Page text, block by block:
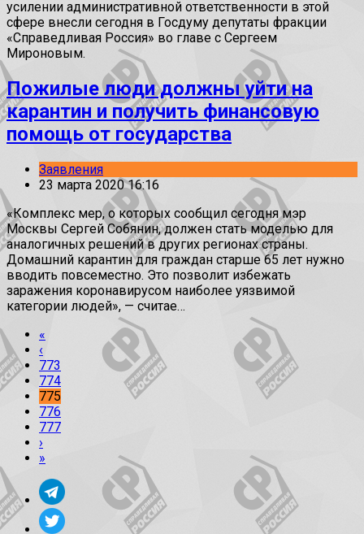
усилении административной ответственности в этой
сфере внесли сегодня в Госдуму депутаты фракции
«Справедливая Россия» во главе с Сергеем
Мироновым.
Пожилые люди должны уйти на
карантин и получить финансовую
помощь от государства
Заявления
23 марта 2020 16:16
«Комплекс мер, о которых сообщил сегодня мэр
Москвы Сергей Собянин, должен стать моделью для
аналогичных решений в других регионах страны.
Домашний карантин для граждан старше 65 лет нужно
вводить повсеместно. Это позволит избежать
заражения коронавирусом наиболее уязвимой
категории людей», — считае…
«
‹
773
774
775
776
777
›
»